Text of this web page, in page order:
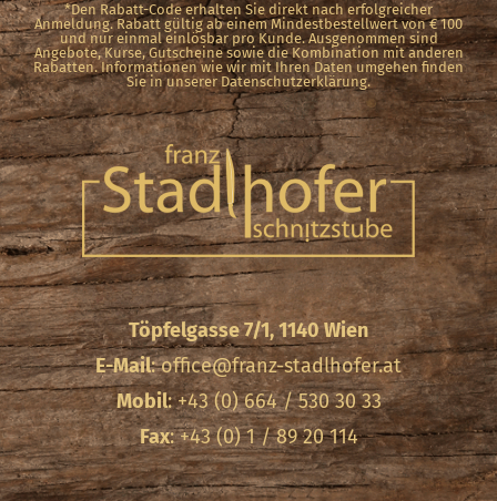
*Den Rabatt-Code erhalten Sie direkt nach erfolgreicher
Anmeldung. Rabatt gültig ab einem Mindestbestellwert von € 100
und nur einmal einlösbar pro Kunde. Ausgenommen sind
Angebote, Kurse, Gutscheine sowie die Kombination mit anderen
Rabatten. Informationen wie wir mit Ihren Daten umgehen finden
Sie in unserer Datenschutzerklärung.
Töpfelgasse 7/1, 1140 Wien
E-Mail:office@franz-stadlhofer.at
Mobil: +43 (0) 664 / 530 30 33
Fax: +43 (0) 1 / 89 20 114